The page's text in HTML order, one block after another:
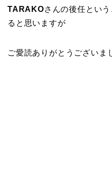
TARAKOさんの後任とい
ると思いますが
ご愛読ありがとうございま